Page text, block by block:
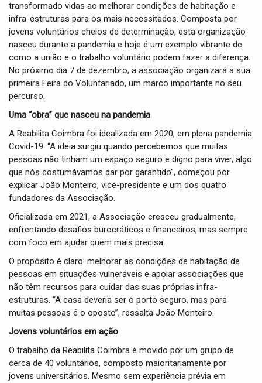
transformado vidas ao melhorar condições de habitação e
infra-estruturas para os mais necessitados. Composta por
jovens voluntários cheios de determinação, esta organização
nasceu durante a pandemia e hoje é um exemplo vibrante de
como a união e o trabalho voluntário podem fazer a diferença.
No próximo dia 7 de dezembro, a associação organizará a sua
primeira Feira do Voluntariado, um marco importante no seu
percurso.
Uma “obra” que nasceu na pandemia
A Reabilita Coimbra foi idealizada em 2020, em plena pandemia
Covid-19. “A ideia surgiu quando percebemos que muitas
pessoas não tinham um espaço seguro e digno para viver, algo
que nós costumávamos dar por garantido”, começou por
explicar João Monteiro, vice-presidente e um dos quatro
fundadores da Associação.
Oficializada em 2021, a Associação cresceu gradualmente,
enfrentando desafios burocráticos e financeiros, mas sempre
com foco em ajudar quem mais precisa.
O propósito é claro: melhorar as condições de habitação de
pessoas em situações vulneráveis e apoiar associações que
não têm recursos para cuidar das suas próprias infra-
estruturas. “A casa deveria ser o porto seguro, mas para
muitas pessoas é o oposto”, ressalta João Monteiro.
Jovens voluntários em ação
O trabalho da Reabilita Coimbra é movido por um grupo de
cerca de 40 voluntários, composto maioritariamente por
jovens universitários. Mesmo sem experiência prévia em